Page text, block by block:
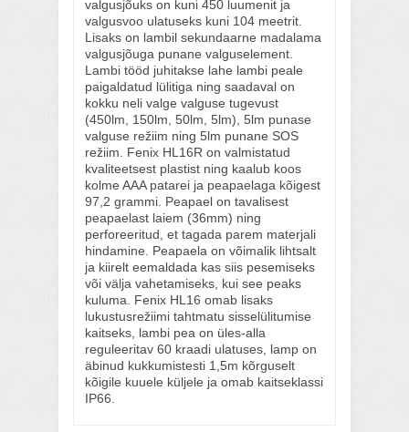
valgusjõuks on kuni 450 luumenit ja
valgusvoo ulatuseks kuni 104 meetrit.
Lisaks on lambil sekundaarne madalama
valgusjõuga punane valguselement.
Lambi tööd juhitakse lahe lambi peale
paigaldatud lülitiga ning saadaval on
kokku neli valge valguse tugevust
(450lm, 150lm, 50lm, 5lm), 5lm punase
valguse režiim ning 5lm punane SOS
režiim. Fenix HL16R on valmistatud
kvaliteetsest plastist ning kaalub koos
kolme AAA patarei ja peapaelaga kõigest
97,2 grammi. Peapael on tavalisest
peapaelast laiem (36mm) ning
perforeeritud, et tagada parem materjali
hindamine. Peapaela on võimalik lihtsalt
ja kiirelt eemaldada kas siis pesemiseks
või välja vahetamiseks, kui see peaks
kuluma. Fenix HL16 omab lisaks
lukustusrežiimi tahtmatu sisselülitumise
kaitseks, lambi pea on üles-alla
reguleeritav 60 kraadi ulatuses, lamp on
äbinud kukkumistesti 1,5m kõrguselt
kõigile kuuele küljele ja omab kaitseklassi
IP66.